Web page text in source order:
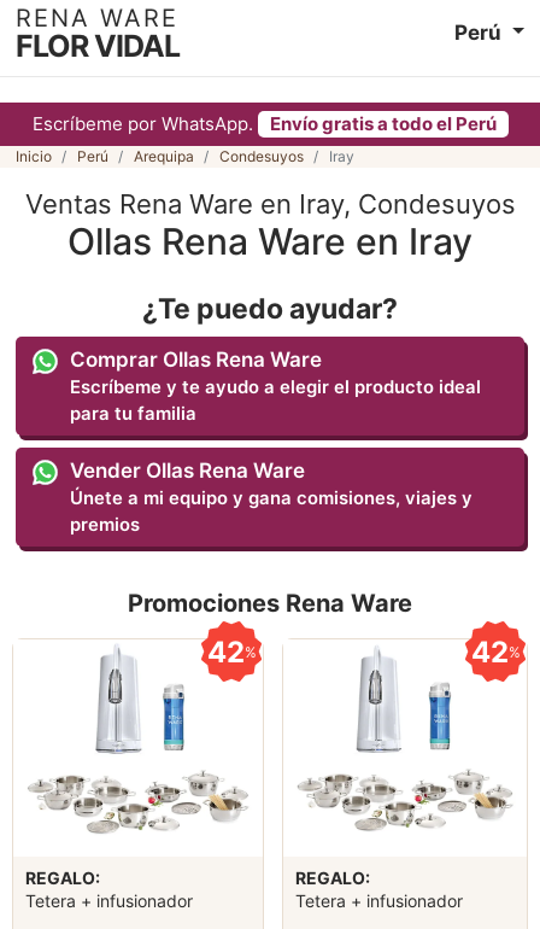
Escríbeme por WhatsApp. Envío gratis a todo el Perú
RENA WARE
FLOR VIDAL Perú
Inicio Perú Arequipa Condesuyos Iray
Ventas Rena Ware en Iray, Condesuyos
Ollas Rena Ware en Iray
¿Te puedo ayudar?
Comprar Ollas Rena Ware
Escríbeme y te ayudo a elegir el producto ideal
para tu familia
Vender Ollas Rena Ware
Únete a mi equipo y gana comisiones, viajes y
premios
Promociones Rena Ware
42%
REGALO:
Tetera + infusionador
42%
REGALO:
Tetera + infusionador